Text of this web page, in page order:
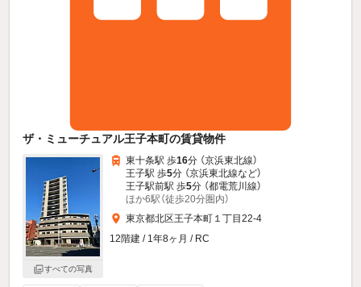
ザ・ミューチュアル王子本町の賃貸物件
すべての写真
東十条駅 歩16分 （京浜東北線）
王子駅 歩5分 （京浜東北線など）
王子駅前駅 歩5分 （都電荒川線）
ほか6駅（徒歩20分圏内）
東京都北区王子本町１丁目22-4
12階建 / 1年8ヶ月 / RC